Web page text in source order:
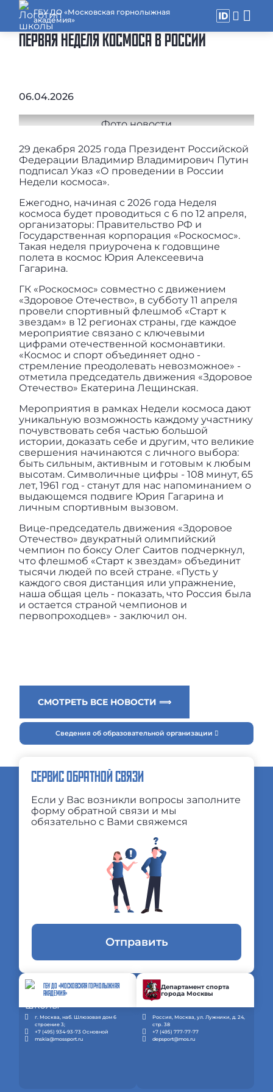
ГБУ ДО «Московская горнолыжная
академия»
ПЕРВАЯ НЕДЕЛЯ КОСМОСА В РОССИИ
06.04.2026
29 декабря 2025 года Президент Российской
Федерации Владимир Владимирович Путин
подписал Указ «О проведении в России
Недели космоса».
Ежегодно, начиная с 2026 года Неделя
космоса будет проводиться с 6 по 12 апреля,
организаторы: Правительство РФ и
Государственная корпорация «Роскосмос».
Такая неделя приурочена к годовщине
полета в космос Юрия Алексеевича
Гагарина.
ГК «Роскосмос» совместно с движением
«Здоровое Отечество», в субботу 11 апреля
провели спортивный флешмоб «Старт к
звездам» в 12 регионах страны, где каждое
мероприятие связано с ключевыми
цифрами отечественной космонавтики.
«Космос и спорт объединяет одно -
стремление преодолевать невозможное» -
отметила председатель движения «Здоровое
Отечество» Екатерина Лещинская.
Мероприятия в рамках Недели космоса дают
уникальную возможность каждому участнику
почувствовать себя частью большой
истории, доказать себе и другим, что великие
свершения начинаются с личного выбора:
быть сильным, активным и готовым к любым
высотам. Символичные цифры - 108 минут, 65
лет, 1961 год - станут для нас напоминанием о
выдающемся подвиге Юрия Гагарина и
личным спортивным вызовом.
Вице-председатель движения «Здоровое
Отечество» двукратный олимпийский
чемпион по боксу Олег Саитов подчеркнул,
что флешмоб «Старт к звездам» объединит
тысячи людей по всей стране. «Пусть у
каждого своя дистанция или упражнение,
наша общая цель - показать, что Россия была
и остается страной чемпионов и
первопроходцев» - заключил он.
СМОТРЕТЬ ВСЕ НОВОСТИ ⟹
Сведения об образовательной организации
СЕРВИС ОБРАТНОЙ СВЯЗИ
Если у Вас возникли вопросы заполните
форму обратной связи и мы
обязательно с Вами свяжемся
Отправить
ГБУ ДО «МОСКОВСКАЯ ГОРНОЛЫЖНАЯ
АКАДЕМИЯ»
г. Москва, наб. Шлюзовая дом 6
строение 3;
+7 (495) 934-93-73 Основной
mskia@mossport.ru
Департамент спорта
города Москвы
Россия, Москва, ул. Лужники, д. 24,
стр. 38
+7 (495) 777-77-77
depsport@mos.ru